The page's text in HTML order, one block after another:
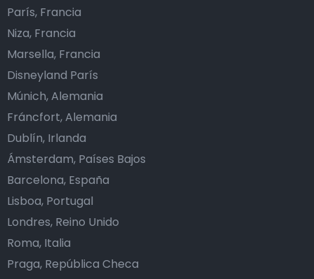
París, Francia
Niza, Francia
Marsella, Francia
Disneyland París
Múnich, Alemania
Fráncfort, Alemania
Dublín, Irlanda
Ámsterdam, Países Bajos
Barcelona, España
Lisboa, Portugal
Londres, Reino Unido
Roma, Italia
Praga, República Checa